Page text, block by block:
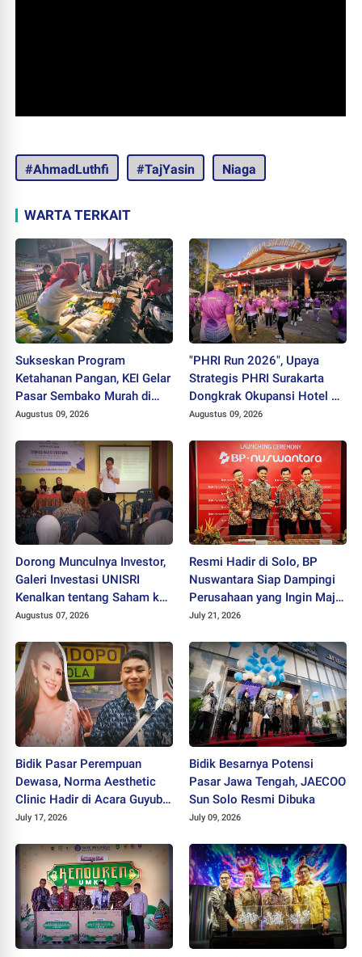
#AhmadLuthfi #TajYasin Niaga
WARTA TERKAIT
Sukseskan Program
Ketahanan Pangan, KEI Gelar
Pasar Sembako Murah di
CFD Solo
Augustus 09, 2026
"PHRI Run 2026", Upaya
Strategis PHRI Surakarta
Dongkrak Okupansi Hotel di
Tengah Lesunya MICE
Augustus 09, 2026
Dorong Munculnya Investor,
Galeri Investasi UNISRI
Kenalkan tentang Saham ke
Warga Desa Brojol
Augustus 07, 2026
Resmi Hadir di Solo, BP
Nuswantara Siap Dampingi
Perusahaan yang Ingin Maju
dan Berkembang
July 21, 2026
Bidik Pasar Perempuan
Dewasa, Norma Aesthetic
Clinic Hadir di Acara Guyub
Rukun Ladies
July 17, 2026
Bidik Besarnya Potensi
Pasar Jawa Tengah, JAECOO
Sun Solo Resmi Dibuka
July 09, 2026